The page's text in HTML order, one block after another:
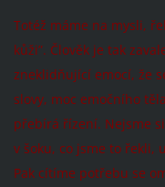
Totéž máme na mysli,
kůži”. Člověk je tak
zneklidňující emocí, že
slovy, moc emočního
přebírá řízení. Nejsme
v šoku, co jsme to řekli,
Pak cítíme potřebu se